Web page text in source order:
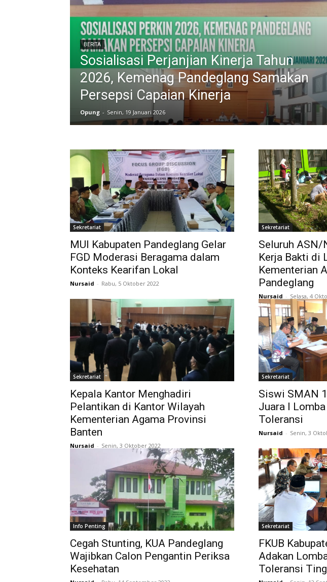
BERITA
Sosialisasi Perjanjian Kinerja Tahun
2026, Kemenag Pandeglang Samakan
Persepsi Capaian Kinerja
Opung - Senin, 19 Januari 2026
Sekretariat
MUI Kabupaten Pandeglang Gelar
FGD Moderasi Beragama dalam
Konteks Kearifan Lokal
Nursaid - Rabu, 5 Oktober 2022
Sekretariat
Seluruh ASN/
Kerja Bakti di
Kementerian
Pandeglang
Nursaid - Selasa, 4
Sekretariat
Kepala Kantor Menghadiri
Pelantikan di Kantor Wilayah
Kementerian Agama Provinsi
Banten
Nursaid - Senin, 3 Oktober 2022
Sekretariat
Siswi SMAN
Juara I
Toleransi
Nursaid - Senin, 3
Info Penting
Cegah Stunting, KUA Pandeglang
Wajibkan Calon Pengantin Periksa
Kesehatan
Sekretariat
FKUB
Adakan
Toleransi